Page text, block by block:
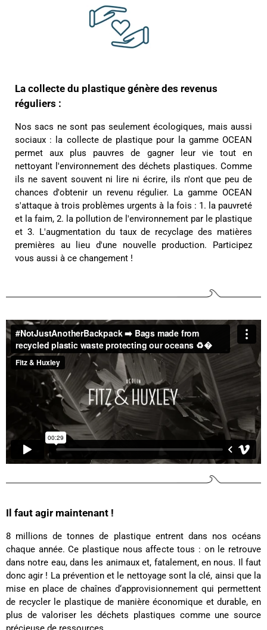
emballage Graft sans renfort avec des marques
comme si on avait roulé ou marche sur le colis
Pas de petit mot de remerciements d'achat
Partager
Twitter
Facebook
Ano****
soignée. Les sacs sont très beaux et solides.
Excellente qualité ! !
Utile? Oui Partager
Twitter
Facebook
France, 15/02/2025
Conforme à mes attentes 😁
Utile ? Partager
Twitter
Facebook
Belgique, 10/12/2024
dans les délais. Le cuir est superbe, l'ensemble a
Utile? Oui Partager
Facebook
05/12/2024
Ano****
Produits de bonne qualité
Utile? Oui Partager
Twitter
Facebook
États-Unis, 03/12/2024
Béatrice FRE****
Je suis très contente de mon achat. Ne
connaissant pas la couleur originale, je ne vois
pas de défaut
Marie-Michèle Charre-Brug****
Bonjour, vous allez adorer les produits F et H
peuvent être commandés le 10/05/2024 et
conveyor grey Certificats vegan (dimension
33*24*15) en promotion ! et maintenant c'est de
retour le 12/10/2024 et en grand grey vegan
(43cm de peau). La couleur est très belle, la
couleur est conforme, l'ensemble est solide, mais
La collecte du plastique génère des revenus
réguliers :
Nos sacs ne sont pas seulement écologiques, mais aussi
sociaux : la collecte de plastique pour la gamme OCEAN
permet aux plus pauvres de gagner leur vie tout en
nettoyant l'environnement des déchets plastiques. Comme
ils ne savent souvent ni lire ni écrire, ils n'ont que peu de
chances d'obtenir un revenu régulier. La gamme OCEAN
s'attaque à trois problèmes urgents à la fois : 1. la pauvreté
et la faim, 2. la pollution de l'environnement par le plastique
et 3. L'augmentation du taux de recyclage des matières
premières au lieu d'une nouvelle production. Participez
vous aussi à ce changement !
Il faut agir maintenant !
8 millions de tonnes de plastique entrent dans nos océans
chaque année. Ce plastique nous affecte tous : on le retrouve
dans notre eau, dans les animaux et, fatalement, en nous. Il faut
donc agir ! La prévention et le nettoyage sont la clé, ainsi que la
mise en place de chaînes d‘approvisionnement qui permettent
de recycler le plastique de manière économique et durable, en
plus de valoriser les déchets plastiques comme une source